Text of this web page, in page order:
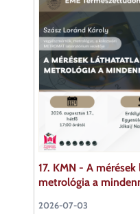
17. KMN - A
metrológia a
2026-07-03